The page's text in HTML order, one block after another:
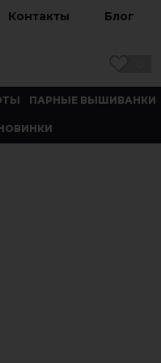
Контакты Блог
ПАРНЫЕ ВЫШИВАНКИ